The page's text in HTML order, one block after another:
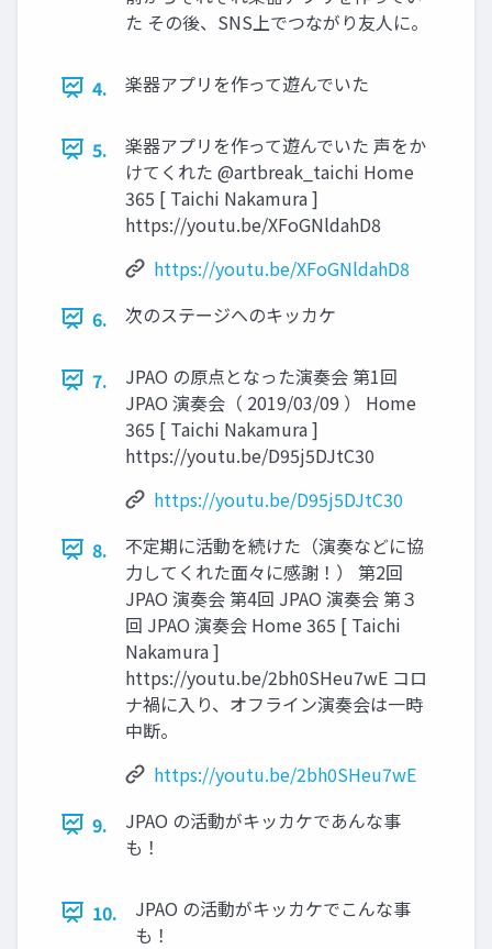
た その後、SNS上でつながり友人に。
4. 楽器アプリを作って遊んでいた
5.
楽器アプリを作って遊んでいた 声をか
けてくれた @artbreak_taichi Home
365 [ Taichi Nakamura ]
https://youtu.be/XFoGNldahD8
https://youtu.be/XFoGNldahD8
6.
次のステージへのキッカケ
7.
JPAO の原点となった演奏会 第1回
JPAO 演奏会（ 2019/03/09 ） Home
365 [ Taichi Nakamura ]
https://youtu.be/D95j5DJtC30
https://youtu.be/D95j5DJtC30
8.
不定期に活動を続けた（演奏などに協
力してくれた面々に感謝！） 第2回
JPAO 演奏会 第4回 JPAO 演奏会 第３
回 JPAO 演奏会 Home 365 [ Taichi
Nakamura ]
https://youtu.be/2bh0SHeu7wE コロ
ナ禍に入り、オフライン演奏会は一時
中断。
https://youtu.be/2bh0SHeu7wE
9.
JPAO の活動がキッカケであんな事
も！
10.
JPAO の活動がキッカケでこんな事
も！